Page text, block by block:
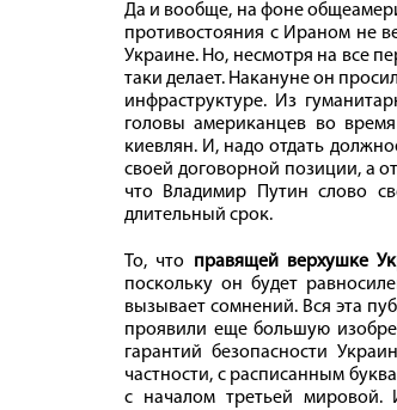
Да и вообще, на фоне
противостояния с Ираном не
Украине. Но, несмотря на все
таки делает. Накануне он
инфраструктуре. Из
головы американцев во
киевлян. И, надо отдать
своей договорной позиции, а
что Владимир Путин слово
длительный срок.
То, что правящей верхушке
поскольку он будет
вызывает сомнений. Вся эта
проявили еще большую
гарантий безопасности
частности, с расписанным
с началом третьей мировой.